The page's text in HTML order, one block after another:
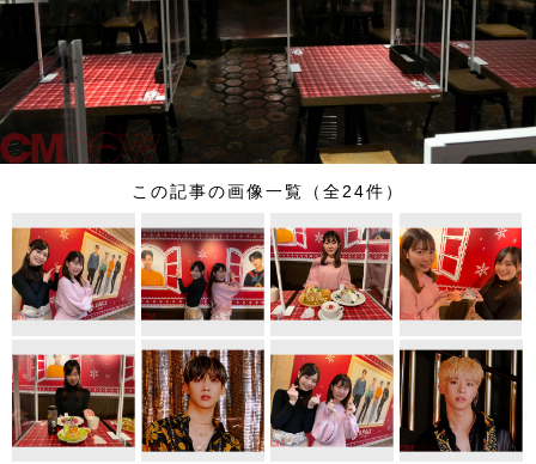
この記事の画像一覧（全24件）